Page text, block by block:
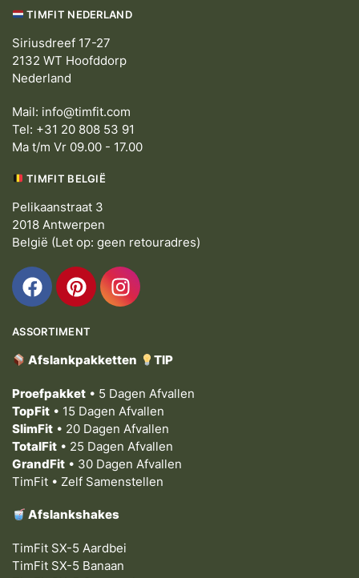
TIMFIT NEDERLAND
Siriusdreef 17-27
2132 WT Hoofddorp
Nederland
Mail: info@timfit.com
Tel: +31 20 808 53 91
Ma t/m Vr 09.00 - 17.00
TIMFIT BELGIË
Pelikaanstraat 3
2018 Antwerpen
België (Let op: geen retouradres)
ASSORTIMENT
Afslankpakketten TIP
Proefpakket • 5 Dagen Afvallen
TopFit • 15 Dagen Afvallen
SlimFit • 20 Dagen Afvallen
TotalFit • 25 Dagen Afvallen
GrandFit • 30 Dagen Afvallen
TimFit • Zelf Samenstellen
Afslankshakes
TimFit SX-5 Aardbei
TimFit SX-5 Banaan